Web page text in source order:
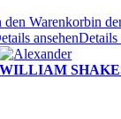
den Warenkorbin
ansehenDetails
WILLIAM